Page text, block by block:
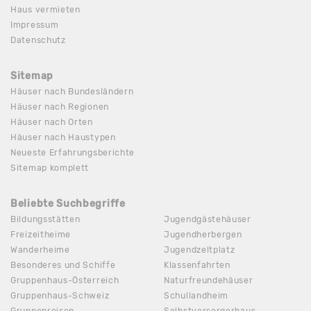
Haus vermieten
Impressum
Datenschutz
Sitemap
Häuser nach Bundesländern
Häuser nach Regionen
Häuser nach Orten
Häuser nach Haustypen
Neueste Erfahrungsberichte
Sitemap komplett
Beliebte Suchbegriffe
Bildungsstätten
Freizeitheime
Wanderheime
Besonderes und Schiffe
Gruppenhaus-Österreich
Gruppenhaus-Schweiz
Jugendgästehäuser
Jugendherbergen
Jugendzeltplatz
Klassenfahrten
Naturfreundehäuser
Schullandheim